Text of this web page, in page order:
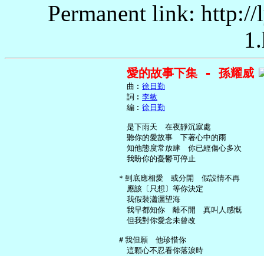
Permanent link:
愛的故事下集 - 孫耀威
     曲︰
徐日勤
     詞︰
李敏
     編︰
徐日勤
     是下雨天　在夜靜沉寂處
     聽你的愛故事　下著心中的雨
     知他態度常放肆　你已經傷心多次
     我盼你的憂鬱可停止
   ＊到底應相愛　或分開　假設情不再
     應該〔只想〕等你決定
     我假裝瀟灑望海
     我早都知你　離不開　真叫人感慨
     但我對你愛念未曾改
   ＃我但願　他珍惜你
     這顆心不忍看你落淚時